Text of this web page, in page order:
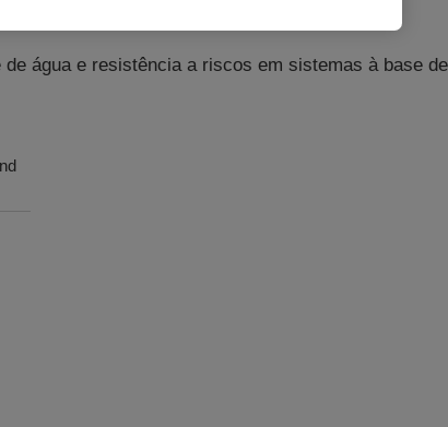
água e resistência a riscos em sistemas à base